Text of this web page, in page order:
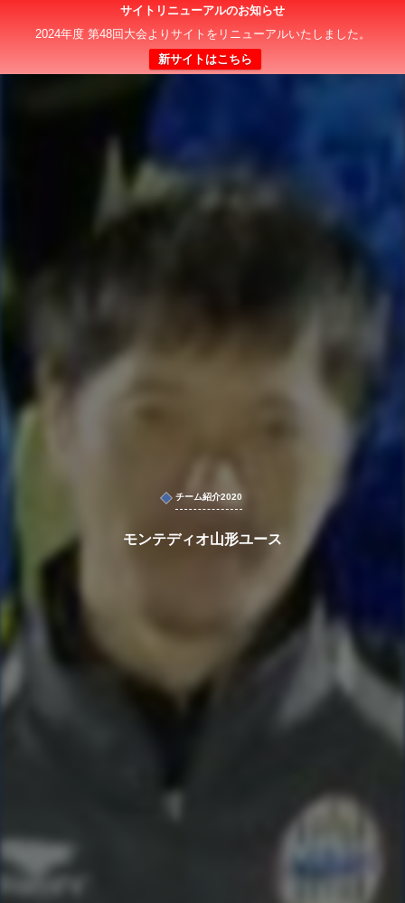
サイトリニューアルのお知らせ
2024年度 第48回大会よりサイトをリニューアルいたしました。
新サイトはこちら
チーム紹介2020
モンテディオ山形ユース